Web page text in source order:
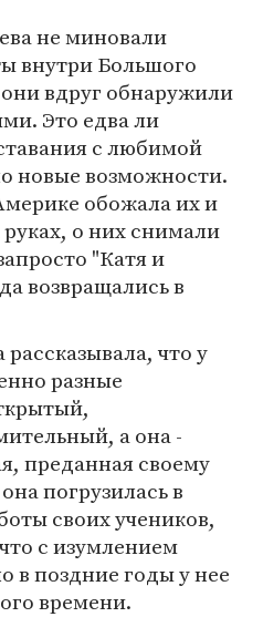
не миновали
внутри Большого
вдруг обнаружили
Это едва ли
с любимой
новые возможности.
обожала их и
о них снимали
"Катя и
возвращались в
что у
разные
а она -
преданная своему
погрузилась в
своих учеников,
с изумлением
в поздние годы у нее
времени.